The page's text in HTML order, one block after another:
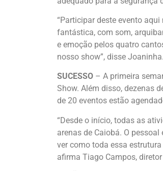
“Participar deste evento
fantástica, com som,
e emoção pelos quatro
nosso show”, disse Joaninha.
SUCESSO – A primeira
Show. Além disso, dezenas
de 20 eventos estão
“Desde o início, todas as
arenas de Caiobá. O
ver como toda essa
afirma Tiago Campos,